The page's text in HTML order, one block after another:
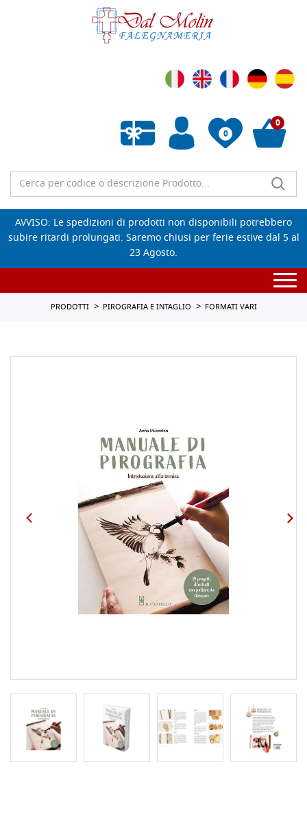
0
Wishlist vuota
0
AVVISO: Le spedizioni di prodotti non disponibili potrebbero
subire ritardi prolungati. Saremo chiusi per ferie estive dal 5 al
23 Agosto.
PRODOTTI PIROGRAFIA E INTAGLIO FORMATI VARI